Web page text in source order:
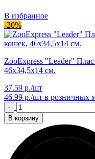
В избранное
-20%
ZooExpress "Leader"
46х34,5х14 см.
37.59 р./шт
46.99 р./шт в розничных
-
В корзину